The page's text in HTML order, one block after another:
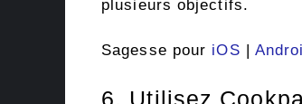
plusieurs objectifs.
Sagesse pour iOS
6. Utilisez